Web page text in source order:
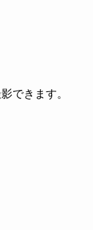
できます。